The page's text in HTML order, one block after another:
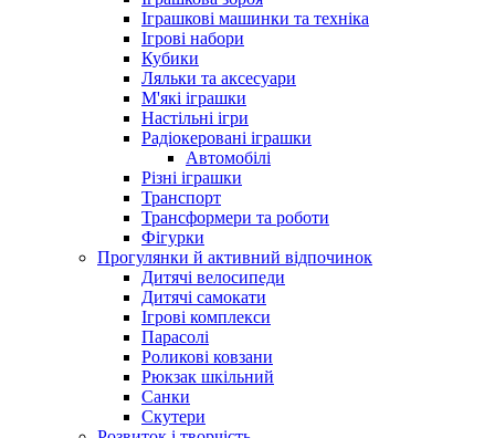
Іграшкові машинки та техніка
Ігрові набори
Кубики
Ляльки та аксесуари
М'які іграшки
Настільні ігри
Радіокеровані іграшки
Автомобілі
Різні іграшки
Транспорт
Трансформери та роботи
Фігурки
Прогулянки й активний відпочинок
Дитячі велосипеди
Дитячі самокати
Ігрові комплекси
Парасолі
Роликові ковзани
Рюкзак шкільний
Санки
Скутери